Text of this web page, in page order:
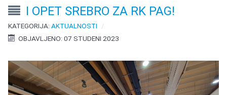
I OPET SREBRO ZA RK PAG!
KATEGORIJA:AKTUALNOSTI
OBJAVLJENO: 07 STUDENI 2023